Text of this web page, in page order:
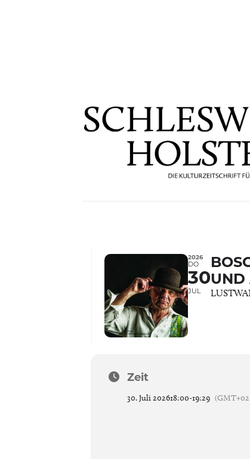
2026
DO
30
JUL
UND
Zeit
30. Juli 202618:00-19:29